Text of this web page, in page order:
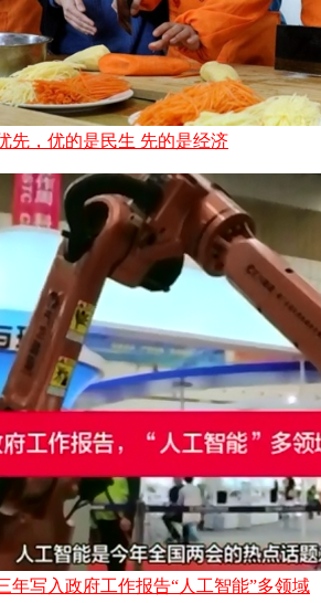
先，优的是民生 先的是经济
年写入政府工作报告“人工智能”多领域